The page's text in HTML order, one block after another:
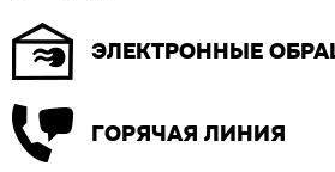
ЭЛЕКТРОННЫЕ
ГОРЯЧАЯ ЛИНИЯ